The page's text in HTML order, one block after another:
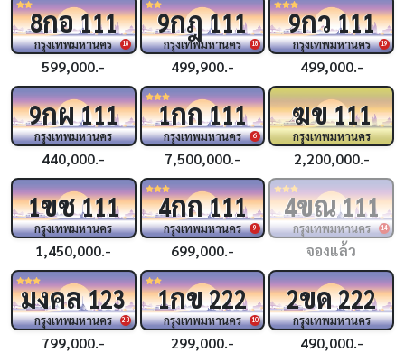
18
8กอ111
กรุงเทพมหานคร
599,000.-
18
9กฎ111
กรุงเทพมหานคร
499,900.-
19
9กว111
กรุงเทพมหานคร
499,000.-
9กผ111
กรุงเทพมหานคร
440,000.-
6
1กก111
กรุงเทพมหานคร
7,500,000.-
ฆข111
กรุงเทพมหานคร
2,200,000.-
1ขช111
กรุงเทพมหานคร
1,450,000.-
9
4กก111
กรุงเทพมหานคร
699,000.-
14
4ขณ111
กรุงเทพมหานคร
จองแล้ว
23
มงคล123
กรุงเทพมหานคร
799,000.-
10
1กข222
กรุงเทพมหานคร
299,000.-
2ขด222
กรุงเทพมหานคร
490,000.-